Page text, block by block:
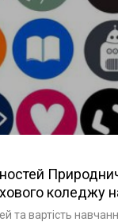
коледжу
та вартість